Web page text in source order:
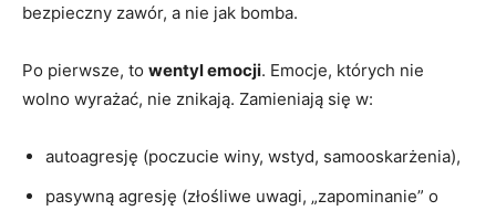
bezpieczny zawór, a nie jak bomba.
Po pierwsze, to wentyl emocji. Emocje, których nie
wolno wyrażać, nie znikają. Zamieniają się w:
autoagresję (poczucie winy, wstyd, samooskarżenia),
pasywną agresję (złośliwe uwagi, „zapominanie” o